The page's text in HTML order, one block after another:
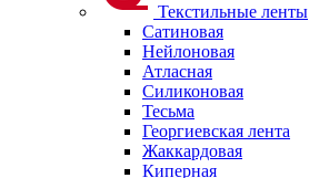
Текстильные ленты
Сатиновая
Нейлоновая
Атласная
Силиконовая
Тесьма
Георгиевская лента
Жаккардовая
Киперная